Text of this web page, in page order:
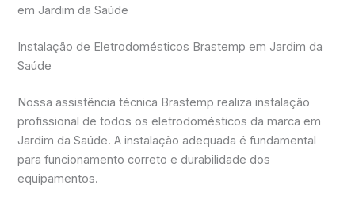
em Jardim da Saúde
Instalação de Eletrodomésticos Brastemp em Jardim da
Saúde
Nossa assistência técnica Brastemp realiza instalação
profissional de todos os eletrodomésticos da marca em
Jardim da Saúde. A instalação adequada é fundamental
para funcionamento correto e durabilidade dos
equipamentos.